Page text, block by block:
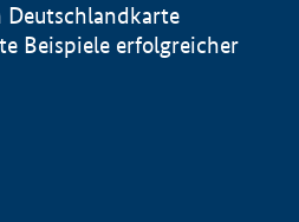
Beispiele erfolgreicher